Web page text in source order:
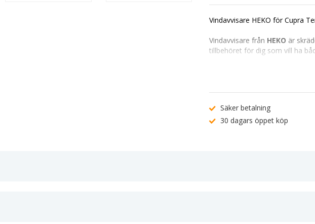
Vindavvisare HEKO förCupra
Vindavvisare från HEKO är
tillbehöret för dig som vill ha
att hålla regn, snö och drag
ventilation – perfekt för både
Varför välja vindavvisare för
och aerodynamiskt.
Skyddar mot vädret:
Säker betalning
30 dagars öppet köp